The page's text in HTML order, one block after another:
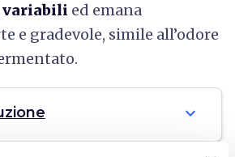
variabili ed emana
e gradevole, simile all’odore
expand_more